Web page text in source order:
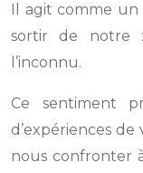
Il agit comme un
sortir de notre
l’inconnu.
Ce sentiment
d’expériences
nous confronter